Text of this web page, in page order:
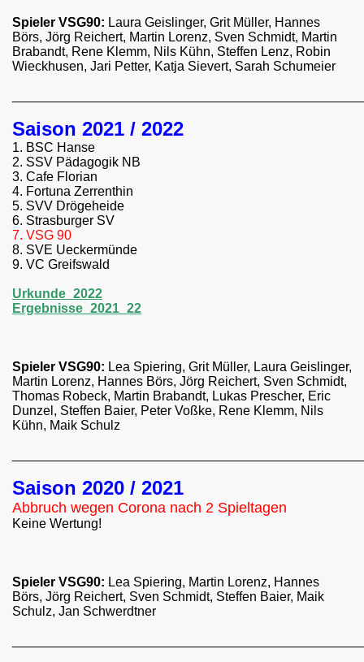
Spieler VSG90: Laura Geislinger, Grit Müller, Hannes
Börs, Jörg Reichert, Martin Lorenz, Sven Schmidt, Martin
Brabandt, Rene Klemm, Nils Kühn, Steffen Lenz, Robin
Wieckhusen, Jari Petter, Katja Sievert, Sarah Schumeier
Saison 2021 / 2022
1. BSC Hanse
2. SSV Pädagogik NB
3. Cafe Florian
4. Fortuna Zerrenthin
5. SVV Drögeheide
6. Strasburger SV
7. VSG 90
8. SVE Ueckermünde
9. VC Greifswald
Urkunde_2022
Ergebnisse_2021_22
Spieler VSG90: Lea Spiering, Grit Müller, Laura Geislinger,
Martin Lorenz, Hannes Börs, Jörg Reichert, Sven Schmidt,
Thomas Robeck, Martin Brabandt, Lukas Prescher, Eric
Dunzel, Steffen Baier, Peter Voßke, Rene Klemm, Nils
Kühn, Maik Schulz
Saison 2020 / 2021
Abbruch wegen Corona nach 2 Spieltagen
Keine Wertung!
Spieler VSG90: Lea Spiering, Martin Lorenz, Hannes
Börs, Jörg Reichert, Sven Schmidt, Steffen Baier, Maik
Schulz, Jan Schwerdtner